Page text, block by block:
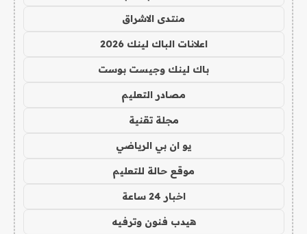
منتدى الاشراق
اعلانات الباك لينك 2026
باك لينك وجيست بوست
مصادر التعليم
مجلة تقنية
يو ان بي الرياضي
موقع حالة للتعليم
اخبار 24 ساعة
هيدب فنون وترفيه